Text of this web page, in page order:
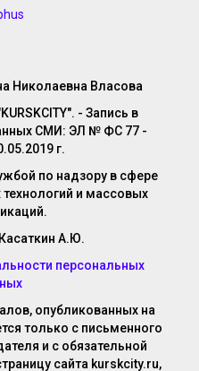
Николаевна Власова
- Запись в
СМИ: ЭЛ № ФС 77 -
г.
по надзору в сфере
и массовых
А.Ю.
персональных
опубликованных на
только с письменного
и с обязательной
сайта kurskcity.ru,